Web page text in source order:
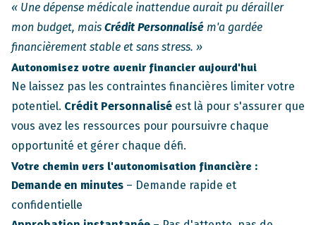
« Une dépense médicale inattendue aurait pu dérailler
mon budget, mais Crédit Personnalisé m'a gardée
financièrement stable et sans stress. »
Autonomisez votre avenir financier aujourd'hui
Ne laissez pas les contraintes financières limiter votre
potentiel. Crédit Personnalisé est là pour s'assurer que
vous avez les ressources pour poursuivre chaque
opportunité et gérer chaque défi.
Votre chemin vers l'autonomisation financière :
Demande en minutes – Demande rapide et
confidentielle